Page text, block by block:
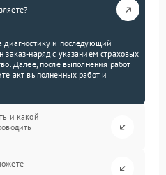
диагностику и последующий
заказ-наряд с указанием страховых
Далее, после выполнения работ
акт выполненных работ и
и какой